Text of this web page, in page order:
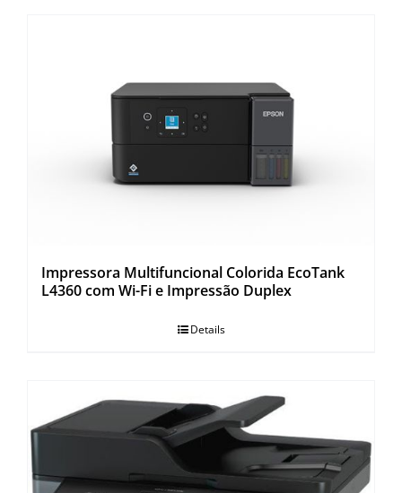
Impressora Multifuncional Colorida EcoTank
L4360 com Wi-Fi e Impressão Duplex
Details